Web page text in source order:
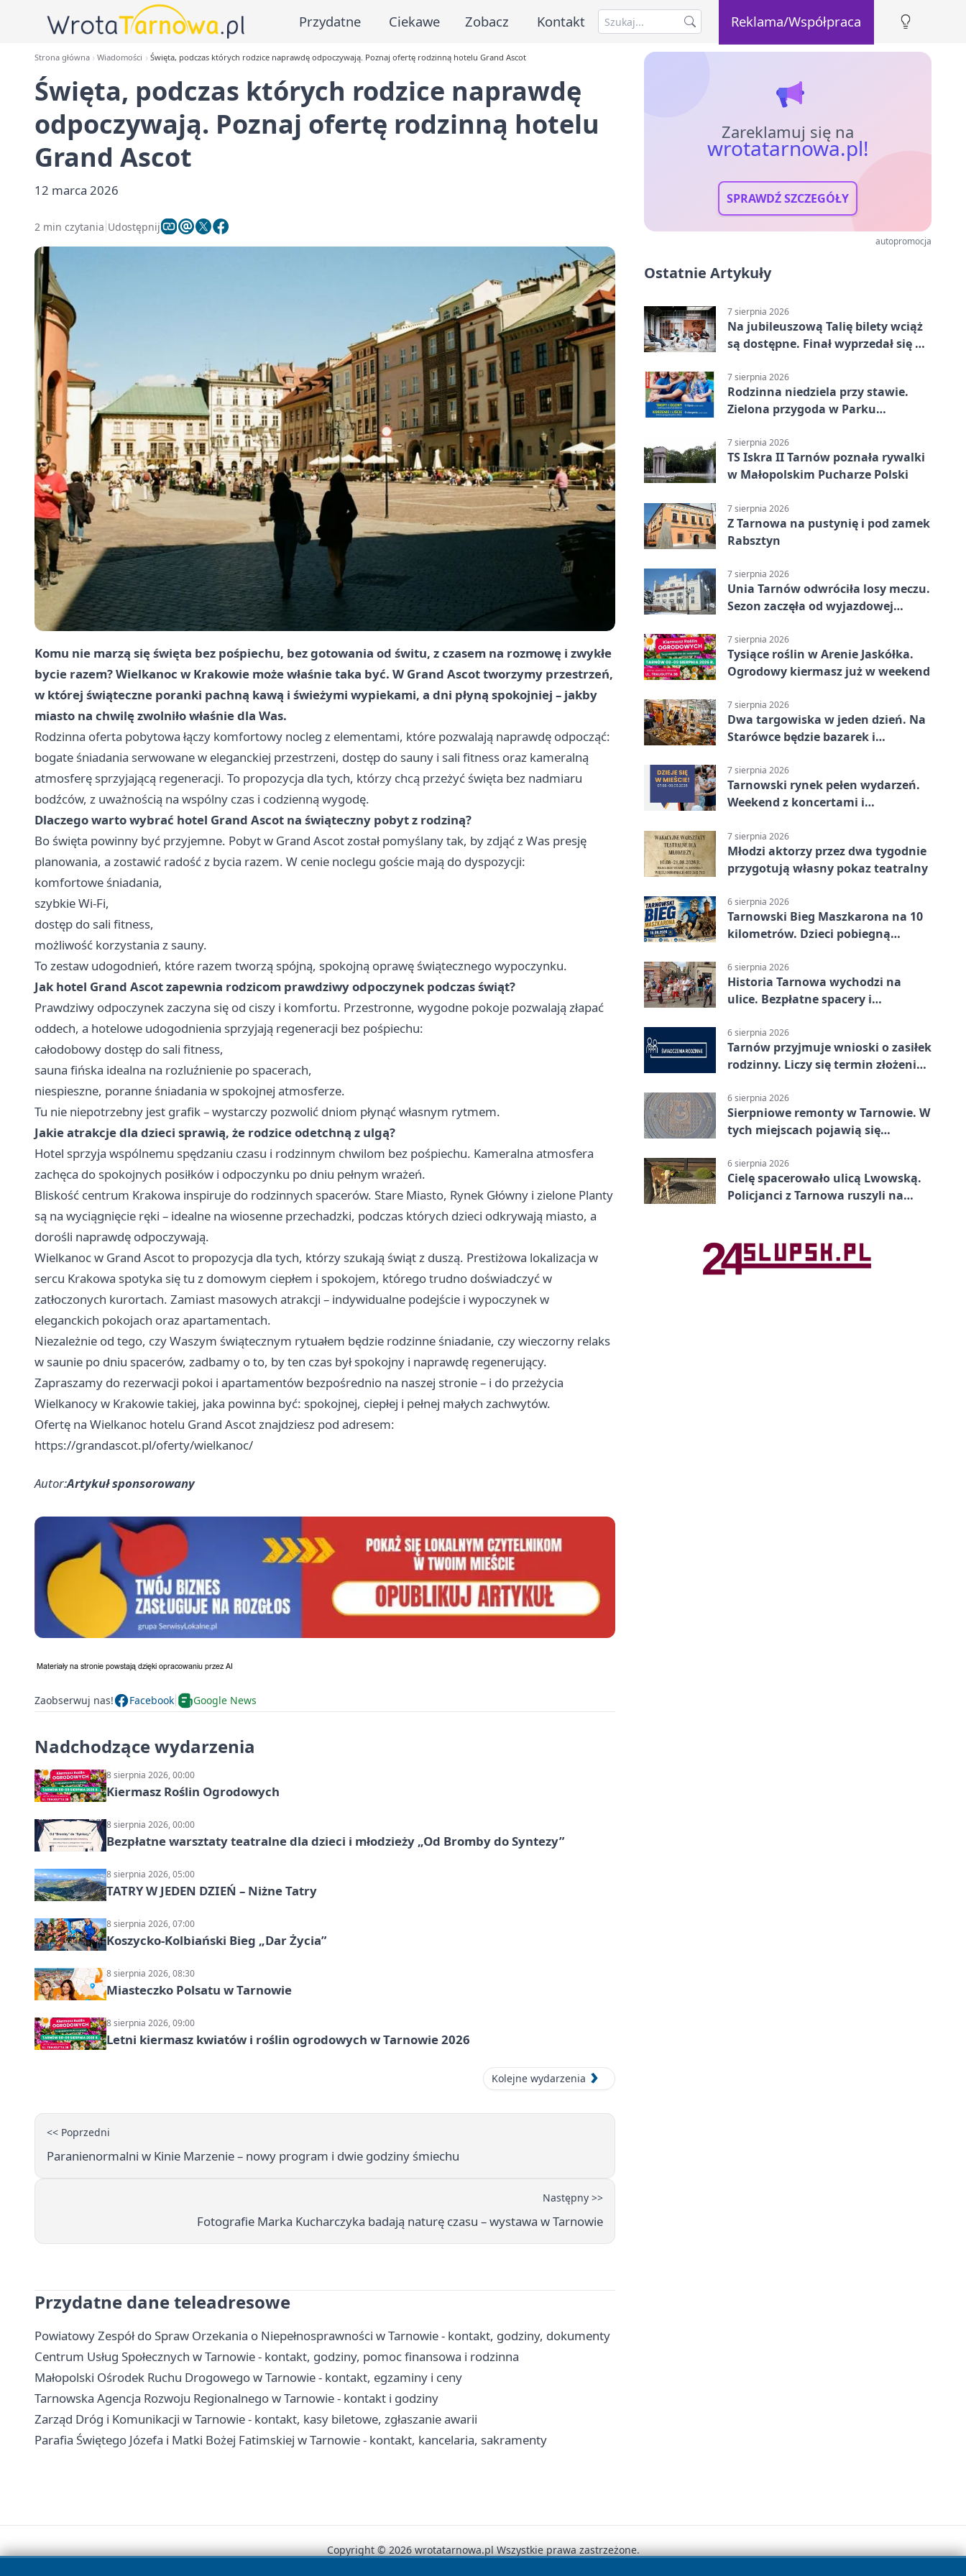
Przydatne Ciekawe Zobacz Kontakt Reklama/Współpraca
Strona główna Wiadomości Święta, podczas których rodzice naprawdę odpoczywają. Poznaj ofertę rodzinną hotelu Grand Ascot
Święta, podczas których rodzice naprawdę
odpoczywają. Poznaj ofertę rodzinną hotelu
Grand Ascot
12 marca 2026
2 min czytania Udostępnij
Komu nie marzą się święta bez pośpiechu, bez gotowania od świtu, z czasem na rozmowę i zwykłe
bycie razem? Wielkanoc w Krakowie może właśnie taka być. W Grand Ascot tworzymy przestrzeń,
w której świąteczne poranki pachną kawą i świeżymi wypiekami, a dni płyną spokojniej – jakby
miasto na chwilę zwolniło właśnie dla Was.
Rodzinna oferta pobytowa łączy komfortowy nocleg z elementami, które pozwalają naprawdę odpocząć:
bogate śniadania serwowane w eleganckiej przestrzeni, dostęp do sauny i sali fitness oraz kameralną
atmosferę sprzyjającą regeneracji. To propozycja dla tych, którzy chcą przeżyć święta bez nadmiaru
bodźców, z uważnością na wspólny czas i codzienną wygodę.
Dlaczego warto wybrać hotel Grand Ascot na świąteczny pobyt z rodziną?
Bo święta powinny być przyjemne. Pobyt w Grand Ascot został pomyślany tak, by zdjąć z Was presję
planowania, a zostawić radość z bycia razem. W cenie noclegu goście mają do dyspozycji:
komfortowe śniadania,
szybkie Wi-Fi,
dostęp do sali fitness,
możliwość korzystania z sauny.
To zestaw udogodnień, które razem tworzą spójną, spokojną oprawę świątecznego wypoczynku.
Jak hotel Grand Ascot zapewnia rodzicom prawdziwy odpoczynek podczas świąt?
Prawdziwy odpoczynek zaczyna się od ciszy i komfortu. Przestronne, wygodne pokoje pozwalają złapać
oddech, a hotelowe udogodnienia sprzyjają regeneracji bez pośpiechu:
całodobowy dostęp do sali fitness,
sauna fińska idealna na rozluźnienie po spacerach,
niespieszne, poranne śniadania w spokojnej atmosferze.
Tu nie niepotrzebny jest grafik – wystarczy pozwolić dniom płynąć własnym rytmem.
Jakie atrakcje dla dzieci sprawią, że rodzice odetchną z ulgą?
Hotel sprzyja wspólnemu spędzaniu czasu i rodzinnym chwilom bez pośpiechu. Kameralna atmosfera
zachęca do spokojnych posiłków i odpoczynku po dniu pełnym wrażeń.
Bliskość centrum Krakowa inspiruje do rodzinnych spacerów. Stare Miasto, Rynek Główny i zielone Planty
są na wyciągnięcie ręki – idealne na wiosenne przechadzki, podczas których dzieci odkrywają miasto, a
dorośli naprawdę odpoczywają.
Wielkanoc w Grand Ascot to propozycja dla tych, którzy szukają świąt z duszą. Prestiżowa lokalizacja w
sercu Krakowa spotyka się tu z domowym ciepłem i spokojem, którego trudno doświadczyć w
zatłoczonych kurortach. Zamiast masowych atrakcji – indywidualne podejście i wypoczynek w
eleganckich pokojach oraz apartamentach.
Niezależnie od tego, czy Waszym świątecznym rytuałem będzie rodzinne śniadanie, czy wieczorny relaks
w saunie po dniu spacerów, zadbamy o to, by ten czas był spokojny i naprawdę regenerujący.
Zapraszamy do rezerwacji pokoi i apartamentów bezpośrednio na naszej stronie – i do przeżycia
Wielkanocy w Krakowie takiej, jaka powinna być: spokojnej, ciepłej i pełnej małych zachwytów.
Ofertę na Wielkanoc hotelu Grand Ascot znajdziesz pod adresem:
https://grandascot.pl/oferty/wielkanoc/
Autor:Artykuł sponsorowany
Zaobserwuj nas! Facebook Google News
Nadchodzące wydarzenia
8 sierpnia 2026, 00:00
Kiermasz Roślin Ogrodowych
8 sierpnia 2026, 00:00
Bezpłatne warsztaty teatralne dla dzieci i młodzieży „Od Bromby do Syntezy”
8 sierpnia 2026, 05:00
TATRY W JEDEN DZIEŃ – Niżne Tatry
8 sierpnia 2026, 07:00
Koszycko-Kolbiański Bieg „Dar Życia”
8 sierpnia 2026, 08:30
Miasteczko Polsatu w Tarnowie
8 sierpnia 2026, 09:00
Letni kiermasz kwiatów i roślin ogrodowych w Tarnowie 2026
Kolejne wydarzenia
<< Poprzedni
Paranienormalni w Kinie Marzenie – nowy program i dwie godziny śmiechu
Następny >>
Fotografie Marka Kucharczyka badają naturę czasu – wystawa w Tarnowie
Przydatne dane teleadresowe
Powiatowy Zespół do Spraw Orzekania o Niepełnosprawności w Tarnowie - kontakt, godziny, dokumenty
Centrum Usług Społecznych w Tarnowie - kontakt, godziny, pomoc finansowa i rodzinna
Małopolski Ośrodek Ruchu Drogowego w Tarnowie - kontakt, egzaminy i ceny
Tarnowska Agencja Rozwoju Regionalnego w Tarnowie - kontakt i godziny
Zarząd Dróg i Komunikacji w Tarnowie - kontakt, kasy biletowe, zgłaszanie awarii
Parafia Świętego Józefa i Matki Bożej Fatimskiej w Tarnowie - kontakt, kancelaria, sakramenty
Zareklamuj się na
wrotatarnowa.pl!
SPRAWDŹ SZCZEGÓŁY
autopromocja
Ostatnie Artykuły
7 sierpnia 2026
Na jubileuszową Talię bilety wciąż
są dostępne. Finał wyprzedał się w
7 sierpnia 2026
Rodzinna niedziela przy stawie.
Zielona przygoda w Parku
7 sierpnia 2026
TS Iskra II Tarnów poznała rywalki
w Małopolskim Pucharze Polski
7 sierpnia 2026
Z Tarnowa na pustynię i pod zamek
Rabsztyn
7 sierpnia 2026
Unia Tarnów odwróciła losy meczu.
Sezon zaczęła od wyjazdowej
7 sierpnia 2026
Tysiące roślin w Arenie Jaskółka.
Ogrodowy kiermasz już w weekend
7 sierpnia 2026
Dwa targowiska w jeden dzień. Na
Starówce będzie bazarek i
7 sierpnia 2026
Tarnowski rynek pełen wydarzeń.
Weekend z koncertami i
7 sierpnia 2026
Młodzi aktorzy przez dwa tygodnie
przygotują własny pokaz teatralny
6 sierpnia 2026
Tarnowski Bieg Maszkarona na 10
kilometrów. Dzieci pobiegną
6 sierpnia 2026
Historia Tarnowa wychodzi na
ulice. Bezpłatne spacery i
6 sierpnia 2026
Tarnów przyjmuje wnioski o zasiłek
rodzinny. Liczy się termin złożenia
6 sierpnia 2026
Sierpniowe remonty w Tarnowie. W
tych miejscach pojawią się
6 sierpnia 2026
Cielę spacerowało ulicą Lwowską.
Policjanci z Tarnowa ruszyli na
Copyright © 2026 wrotatarnowa.pl Wszystkie prawa zastrzeżone.